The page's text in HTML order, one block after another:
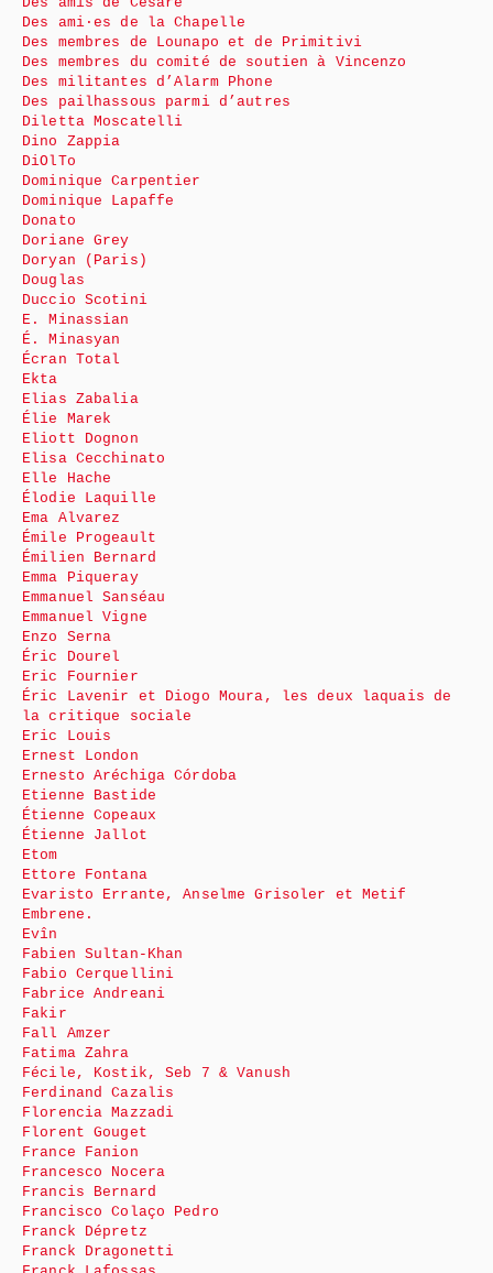
Des ami·es de la Chapelle
Des membres de Lounapo et de Primitivi
Des membres du comité de soutien à Vincenzo
Des militantes d’Alarm Phone
Des pailhassous parmi d’autres
Diletta Moscatelli
Dino Zappia
DiOlTo
Dominique Carpentier
Dominique Lapaffe
Donato
Doriane Grey
Doryan (Paris)
Douglas
Duccio Scotini
E. Minassian
É. Minasyan
Écran Total
Ekta
Elias Zabalia
Élie Marek
Eliott Dognon
Elisa Cecchinato
Elle Hache
Élodie Laquille
Ema Alvarez
Émile Progeault
Émilien Bernard
Emma Piqueray
Emmanuel Sanséau
Emmanuel Vigne
Enzo Serna
Éric Dourel
Eric Fournier
Éric Lavenir et Diogo Moura, les deux laquais de
la critique sociale
Eric Louis
Ernest London
Ernesto Aréchiga Córdoba
Etienne Bastide
Étienne Copeaux
Étienne Jallot
Etom
Ettore Fontana
Evaristo Errante, Anselme Grisoler et Metif
Embrene.
Evîn
Fabien Sultan-Khan
Fabio Cerquellini
Fabrice Andreani
Fakir
Fall Amzer
Fatima Zahra
Fécile, Kostik, Seb 7 & Vanush
Ferdinand Cazalis
Florencia Mazzadi
Florent Gouget
France Fanion
Francesco Nocera
Francis Bernard
Francisco Colaço Pedro
Franck Dépretz
Franck Dragonetti